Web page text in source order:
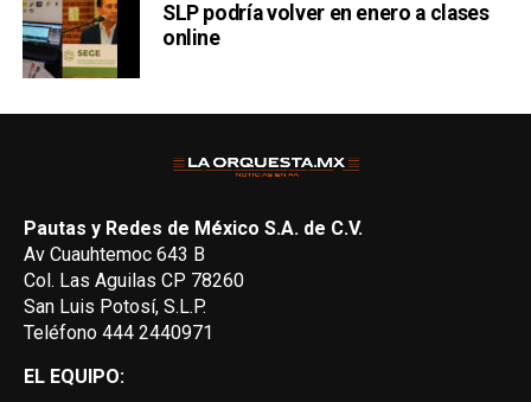
SLP podría volver en enero a clases
online
Pautas y Redes de México S.A. de C.V.
Av Cuauhtemoc 643 B
Col. Las Aguilas CP 78260
San Luis Potosí, S.L.P.
Teléfono 444 2440971
EL EQUIPO: